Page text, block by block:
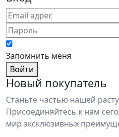
Запомнить меня
Войти
Новый покупатель
Станьте частью нашей
Присоединяйтесь к нам
мир эксклюзивных